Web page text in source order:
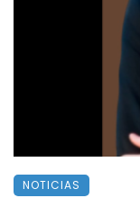
NOTICIAS